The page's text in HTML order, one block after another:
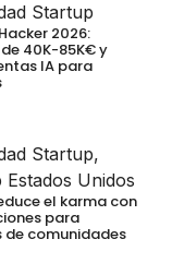
Startup
2026:
40K-85K€ y
IA para
Startup,
Estados Unidos
el karma con
para
de comunidades